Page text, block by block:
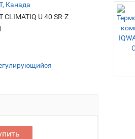
Канада
CLIMATIQ U 40 SR-Z